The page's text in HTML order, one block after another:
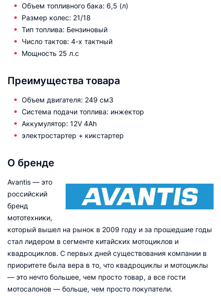
Объем топливного бака: 6,5 (л)
Размер колес: 21/18
Тип топлива: Бензиновый
Число тактов: 4-х тактный
Мощность 25 л.с
Преимущества товара
Объем двигателя: 249 см3
Система подачи топлива: инжектор
Аккумулятор: 12V 4Ah
электростартер + кикстартер
О бренде
Avantis — это
российский
бренд
мототехники,
который вышел на рынок в 2009 году и за прошедшие годы
стал лидером в сегменте китайских мотоциклов и
квадроциклов. С первых дней существования компании в
приоритете была вера в то, что квадроциклы и мотоциклы
— это нечто большее, чем просто товар, а все гости
мотосалонов — больше, чем просто покупатели.